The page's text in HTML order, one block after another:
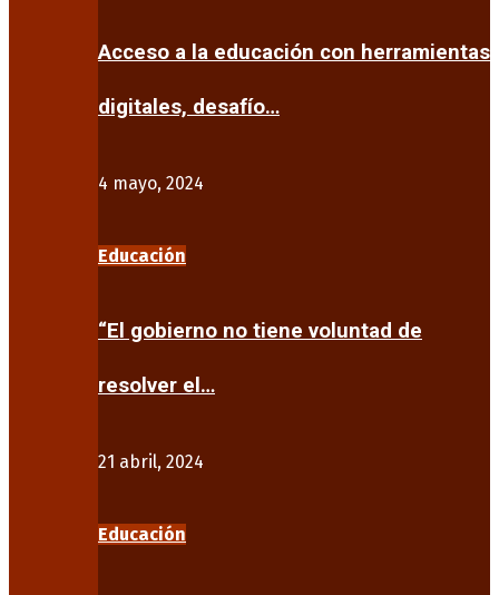
Acceso a la educación con herramientas
digitales, desafío…
4 mayo, 2024
Educación
“El gobierno no tiene voluntad de
resolver el…
21 abril, 2024
Educación